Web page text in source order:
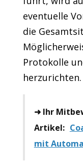
eventuelle
die
Protokolle
herzurichten.
➜ Ihr
Artikel:
mit